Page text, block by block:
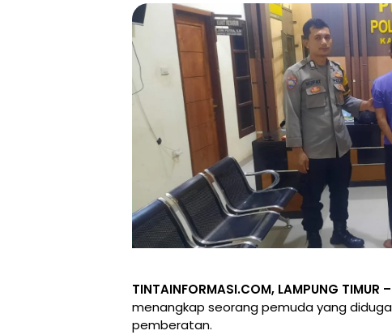
TINTAINFORMASI.COM, LAMPUNG TIMUR –
menangkap seorang pemuda yang
pemberatan.